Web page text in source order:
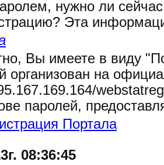
нужно ли
Эта
Вы имеете в виду
организован на
паролей,
Портала
08:36:45